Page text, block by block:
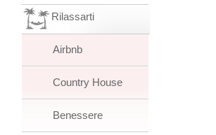
Rilassarti
Airbnb
Country House
Benessere